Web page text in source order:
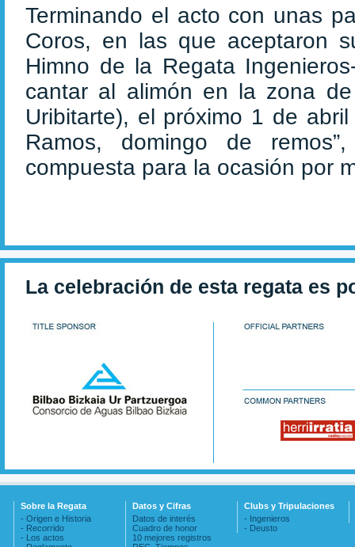
Terminando el acto con unas
Coros, en las que aceptaron
Himno de la Regata
cantar al alimón en la zona
Uribitarte), el próximo 1 de
Ramos, domingo de
compuesta para la ocasión por
La celebración de esta regata es
Sobre la Regata
- Origen e Historia
- Recorrido
- Los actos
Datos y Cifras
Datos de interés
Cuadro de honor
10 mejores registros
Clubs y Tripulaciones
- Ingenieros
- Deusto